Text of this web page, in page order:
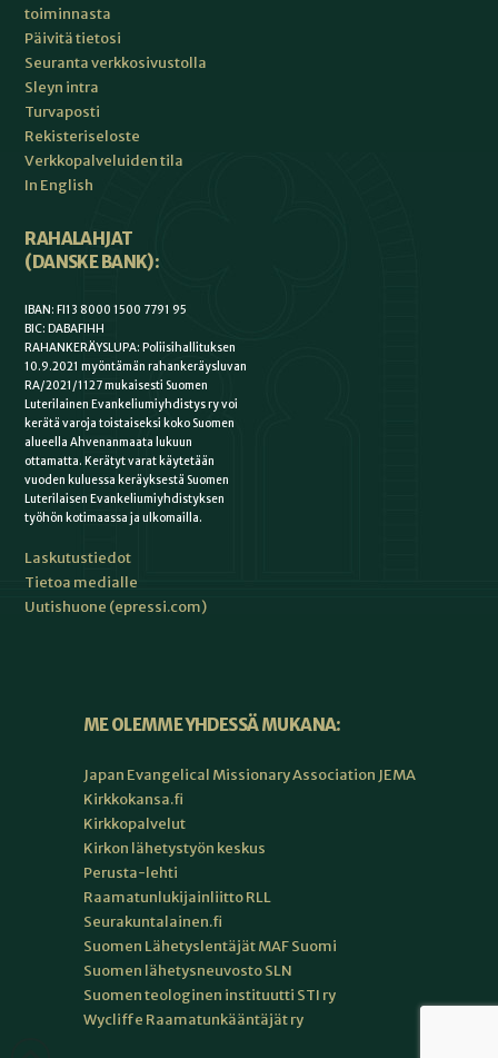
toiminnasta
Päivitä tietosi
Seuranta verkkosivustolla
Sleyn intra
Turvaposti
Rekisteriseloste
Verkkopalveluiden tila
In English
RAHALAHJAT
(DANSKE BANK):
IBAN: FI13 8000 1500 7791 95
BIC: DABAFIHH
RAHANKERÄYSLUPA: Poliisihallituksen
10.9.2021 myöntämän rahankeräysluvan
RA/2021/1127 mukaisesti Suomen
Luterilainen Evankeliumiyhdistys ry voi
kerätä varoja toistaiseksi koko Suomen
alueella Ahvenanmaata lukuun
ottamatta. Kerätyt varat käytetään
vuoden kuluessa keräyksestä Suomen
Luterilaisen Evankeliumiyhdistyksen
työhön kotimaassa ja ulkomailla.
Laskutustiedot
Tietoa medialle
Uutishuone (epressi.com)
ME OLEMME YHDESSÄ MUKANA:
Japan Evangelical Missionary Association JEMA
Kirkkokansa.fi
Kirkkopalvelut
Kirkon lähetystyön keskus
Perusta-lehti
Raamatunlukijainliitto RLL
Seurakuntalainen.fi
Suomen Lähetyslentäjät MAF Suomi
Suomen lähetysneuvosto SLN
Suomen teologinen instituutti STI ry
Wycliffe Raamatunkääntäjät ry